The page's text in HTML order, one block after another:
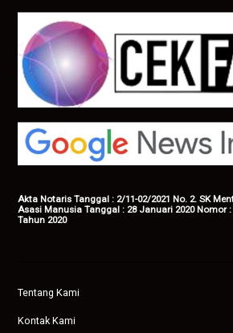
Akta Notaris Tanggal : 2/11-02/2021 No. 2. SK
Asasi Manusia Tanggal : 28 Januari 2020 Nomor :
Tahun 2020
Tentang Kami
Kontak Kami